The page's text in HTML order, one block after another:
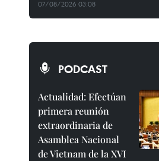
07/08/2026 03:08
PODCAST
Actualidad: Efectúan
primera reunión
extraordinaria de
Asamblea Nacional
de Vietnam de la XVI